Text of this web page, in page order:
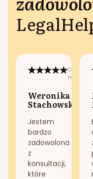
na:
Weronika
Stachowska
Jestem
bardzo
zadowolona
z
konsultacji,
które